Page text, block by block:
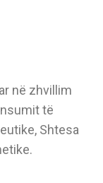
në zhvillim
të
Shtesa